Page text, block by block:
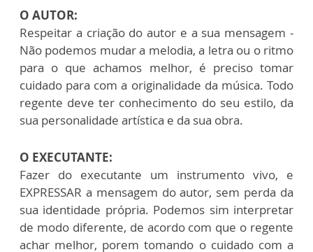
O AUTOR:
Respeitar a criação do autor e a sua mensagem -
Não podemos mudar a melodia, a letra ou o ritmo
para o que achamos melhor, é preciso tomar
cuidado para com a originalidade da música. Todo
regente deve ter conhecimento do seu estilo, da
sua personalidade artística e da sua obra.
O EXECUTANTE:
Fazer do executante um instrumento vivo, e
EXPRESSAR a mensagem do autor, sem perda da
sua identidade própria. Podemos sim interpretar
de modo diferente, de acordo com que o regente
achar melhor, porem tomando o cuidado com a